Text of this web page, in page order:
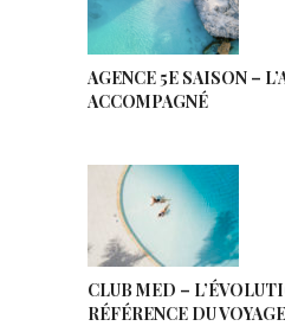
AGENCE 5E SAISON –
ACCOMPAGNÉ
CLUB MED –
RÉFÉRENCE DU